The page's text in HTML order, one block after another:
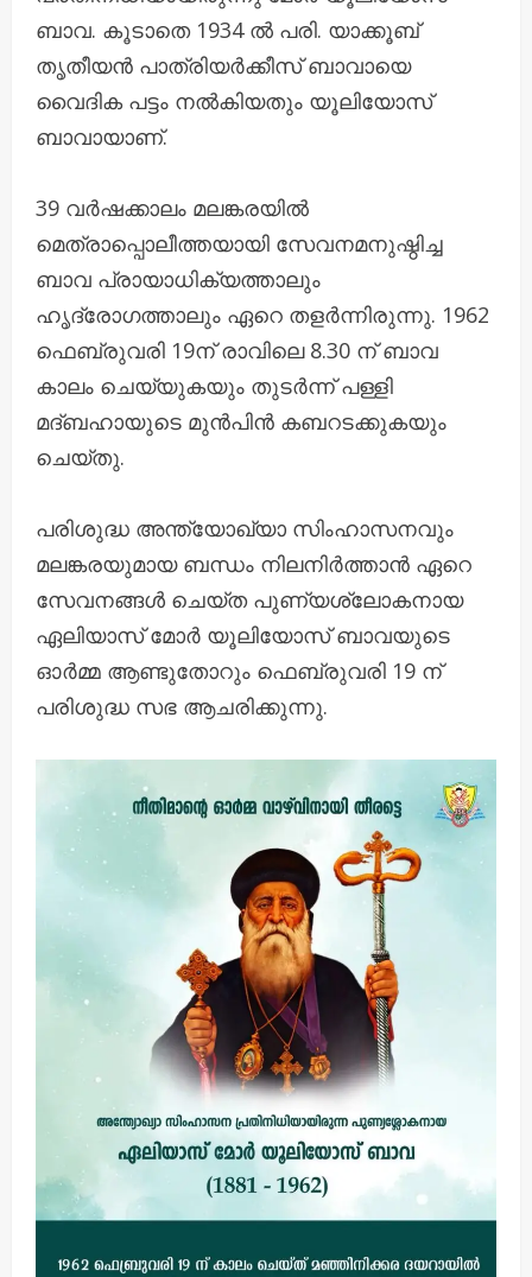
ബാവ. കൂടാതെ 1934 ൽ പരി. യാക്കൂബ്
തൃതീയൻ പാത്രിയർക്കീസ് ബാവായെ
വൈദിക പട്ടം നൽകിയതും യൂലിയോസ്
ബാവായാണ്.
39 വർഷക്കാലം മലങ്കരയിൽ
മെത്രാപ്പൊലീത്തയായി സേവനമനുഷ്ഠിച്ച
ബാവ പ്രായാധിക്യത്താലും
ഹൃദ്രോഗത്താലും ഏറെ തളർന്നിരുന്നു. 1962
ഫെബ്രുവരി 19ന് രാവിലെ 8.30 ന് ബാവ
കാലം ചെയ്യുകയും തുടർന്ന് പള്ളി
മദ്ബഹായുടെ മുൻപിൻ കബറടക്കുകയും
ചെയ്തു.
പരിശുദ്ധ അന്ത്യോഖ്യാ സിംഹാസനവും
മലങ്കരയുമായ ബന്ധം നിലനിർത്താൻ ഏറെ
സേവനങ്ങൾ ചെയ്ത പുണ്യശ്ലോകനായ
ഏലിയാസ് മോർ യൂലിയോസ് ബാവയുടെ
ഓർമ്മ ആണ്ടുതോറും ഫെബ്രുവരി 19 ന്
പരിശുദ്ധ സഭ ആചരിക്കുന്നു.